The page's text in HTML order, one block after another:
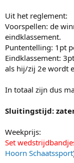
Uit het reglement:
Voorspellen: de
eindklassement.
Puntentelling: 1pt
Eindklassement:
als hij/zij 2e wordt
In totaal zijn dus
Sluitingstijd:
Weekprijs:
Set
Hoorn Schaatssport